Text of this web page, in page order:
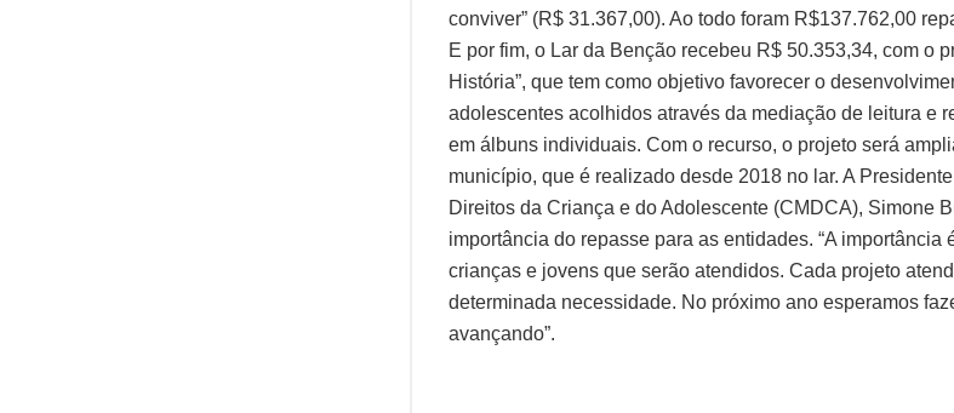
conviver” (R$ 31.367,00). Ao todo foram R$137.762,00
E por fim, o Lar da Benção recebeu R$ 50.353,34, com o
História”, que tem como objetivo favorecer o
adolescentes acolhidos através da mediação de leitura e
em álbuns individuais. Com o recurso, o projeto será
município, que é realizado desde 2018 no lar. A
Direitos da Criança e do Adolescente (CMDCA), Simone
importância do repasse para as entidades. “A importância
crianças e jovens que serão atendidos. Cada projeto
determinada necessidade. No próximo ano esperamos
avançando”.